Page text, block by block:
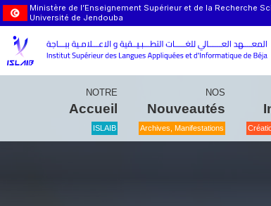
Ministère de l’Enseignement Supérieur et de la Recherche
Université de Jendouba
NOTRE
Accueil
ISLAIB
NOS
Nouveautés
Archives, Manifestations